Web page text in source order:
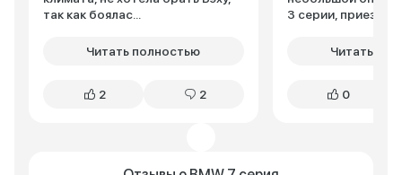
так как боялас...
Читать полностью
2 2
3 серии, приезжал
Читать
0